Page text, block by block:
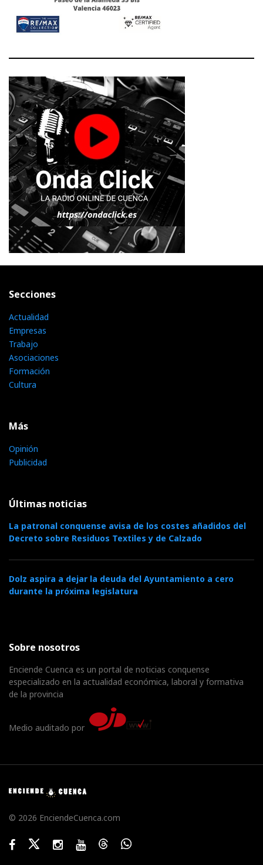
Secciones
Actualidad
Empresas
Trabajo
Asociaciones
Formación
Cultura
Más
Opinión
Publicidad
Últimas noticias
La patronal conquense avisa de los costes añadidos del
Decreto sobre Residuos Textiles y de Calzado
Dolz aspira a dejar la deuda del Ayuntamiento a cero
durante la próxima legislatura
Sobre nosotros
Enciende Cuenca es un portal de noticias conquense
especializado en la actualidad económica, laboral y formativa
de la provincia
Medio auditado por
© 2026 EnciendeCuenca.com
FacebookTwitterInstagramYoutubeThreadsWhatsApp